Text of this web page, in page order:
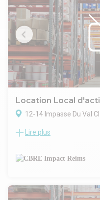
Location Local
12-14 Impasse Du Val
Cellule d'activité de 1.562
Le bien est situé dans une
nombreux commerces,
Lire plus